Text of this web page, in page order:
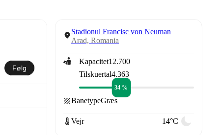
Følg
Stadionul Francisc von Neuman
Arad, Romania
Kapacitet12.700
Tilskuertal4.363
34 %
BanetypeGræs
Vejr 14°C